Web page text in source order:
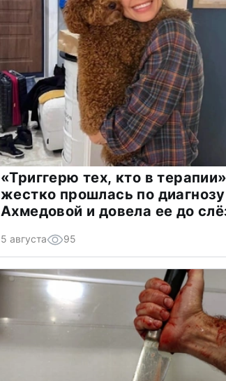
«Триггерю тех, кто в
жестко прошлась по диагнозу
Ахмедовой и довела ее до
5 августа 95